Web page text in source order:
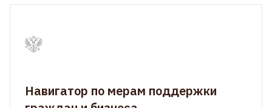
Навигатор по мерам поддержки